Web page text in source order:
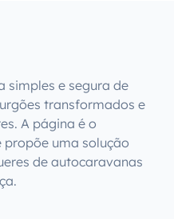
simples e segura de
transformados e
A página é o
uma solução
de autocaravanas